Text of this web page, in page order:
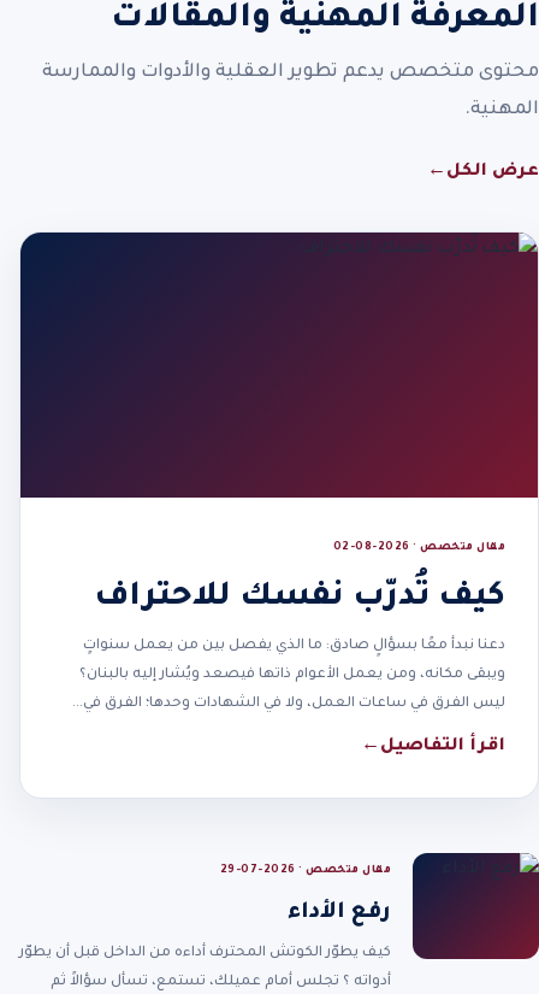
المعرفة المهنية والمقالات
محتوى متخصص يدعم تطوير العقلية والأدوات والممارسة
المهنية.
عرض الكل ←
مقال متخصص · 2026-08-02
كيف تُدرّب نفسك للاحتراف
دعنا نبدأ معًا بسؤالٍ صادق: ما الذي يفصل بين من يعمل سنواتٍ
ويبقى مكانه، ومن يعمل الأعوام ذاتها فيصعد ويُشار إليه بالبنان؟
ليس الفرق في ساعات العمل، ولا في الشهادات وحدها؛ الفرق في…
اقرأ التفاصيل ←
مقال متخصص · 2026-07-29
رفع الأداء
كيف يطوّر الكوتش المحترف أداءه من الداخل قبل أن يطوّر
أدواته ؟ تجلس أمام عميلك، تستمع، تسأل سؤالاً ثم